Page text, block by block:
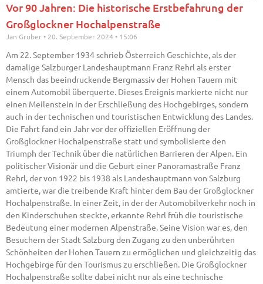
Vor 90 Jahren: Die historische Erstbefahrung der
Großglockner Hochalpenstraße
Jan Gruber 20. September 2024 15:06
Am 22. September 1934 schrieb Österreich Geschichte, als der
damalige Salzburger Landeshauptmann Franz Rehrl als erster
Mensch das beeindruckende Bergmassiv der Hohen Tauern mit
einem Automobil überquerte. Dieses Ereignis markierte nicht nur
einen Meilenstein in der Erschließung des Hochgebirges, sondern
auch in der technischen und touristischen Entwicklung des Landes.
Die Fahrt fand ein Jahr vor der offiziellen Eröffnung der
Großglockner Hochalpenstraße statt und symbolisierte den
Triumph der Technik über die natürlichen Barrieren der Alpen. Ein
politischer Visionär und die Geburt einer Panoramastraße Franz
Rehrl, der von 1922 bis 1938 als Landeshauptmann von Salzburg
amtierte, war die treibende Kraft hinter dem Bau der Großglockner
Hochalpenstraße. In einer Zeit, in der der Automobilverkehr noch in
den Kinderschuhen steckte, erkannte Rehrl früh die touristische
Bedeutung einer modernen Alpenstraße. Seine Vision war es, den
Besuchern der Stadt Salzburg den Zugang zu den unberührten
Schönheiten der Hohen Tauern zu ermöglichen und gleichzeitig das
Hochgebirge für den Tourismus zu erschließen. Die Großglockner
Hochalpenstraße sollte dabei nicht nur als eine technische